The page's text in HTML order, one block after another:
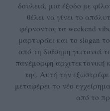
δουλειά, μια έξοδο με
θέλει να γίνει το
φέρνοντας τα weekend
μαρτυράει και το slogan
από τη διάσημη γειτονιά
πανέμορφη αρχιτεκτονική
της. Αυτή την
μεταφέρει το νέο
από το